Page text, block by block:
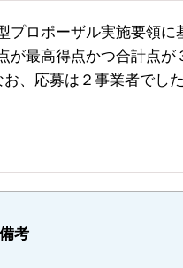
プロポーザル実施要領に
が最高得点かつ合計点が
、応募は２事業者でし
備考